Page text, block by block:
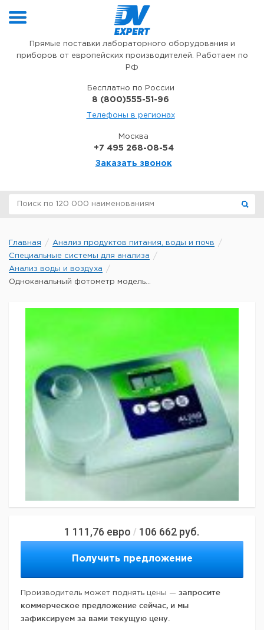
Прямые поставки лабораторного оборудования и
приборов от европейских производителей. Работаем по
РФ
Бесплатно по России
8 (800)555-51-96
Телефоны в регионах
Москва
+7 495 268-08-54
Заказать звонок
Главная
Анализ продуктов питания, воды и почв
Специальные системы для анализа
Анализ воды и воздуха
Одноканальный фотометр модель...
1 111,76 евро / 106 662 руб.
Получить предложение
Производитель может поднять цены — запросите
коммерческое предложение сейчас, и мы
зафиксируем за вами текущую цену.